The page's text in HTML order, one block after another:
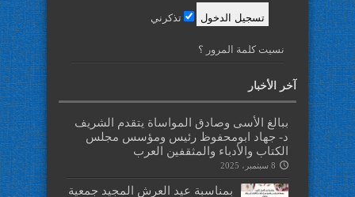
تذكرني
نسيت كلمة المرور ؟
آخر الأخبار
ببالغ الأسى وصادق المواساة يتقدم الشريف
د- جهاد ابومحفوظ رئيس ومؤسس مجلس
الكتاب والأدباء والمثقفين العرب
8 سبتمبر، 2025
بمناسبة عيد العرش المجيد جمعية